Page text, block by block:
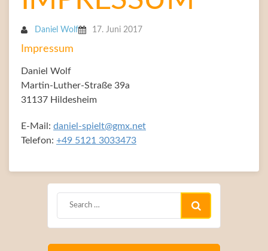
Daniel Wolf 17. Juni 2017
Impressum
Daniel Wolf
Martin-Luther-Straße 39a
31137 Hildesheim
E-Mail: daniel-spielt@gmx.net
Telefon: +49 5121 3033473